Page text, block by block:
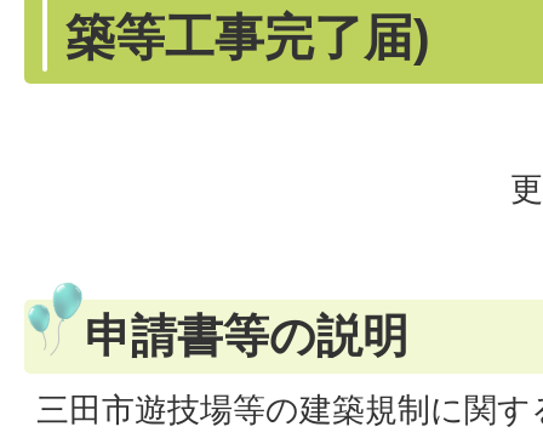
築等工事完了届)
申請書等の説明
三田市遊技場等の建築規制に関